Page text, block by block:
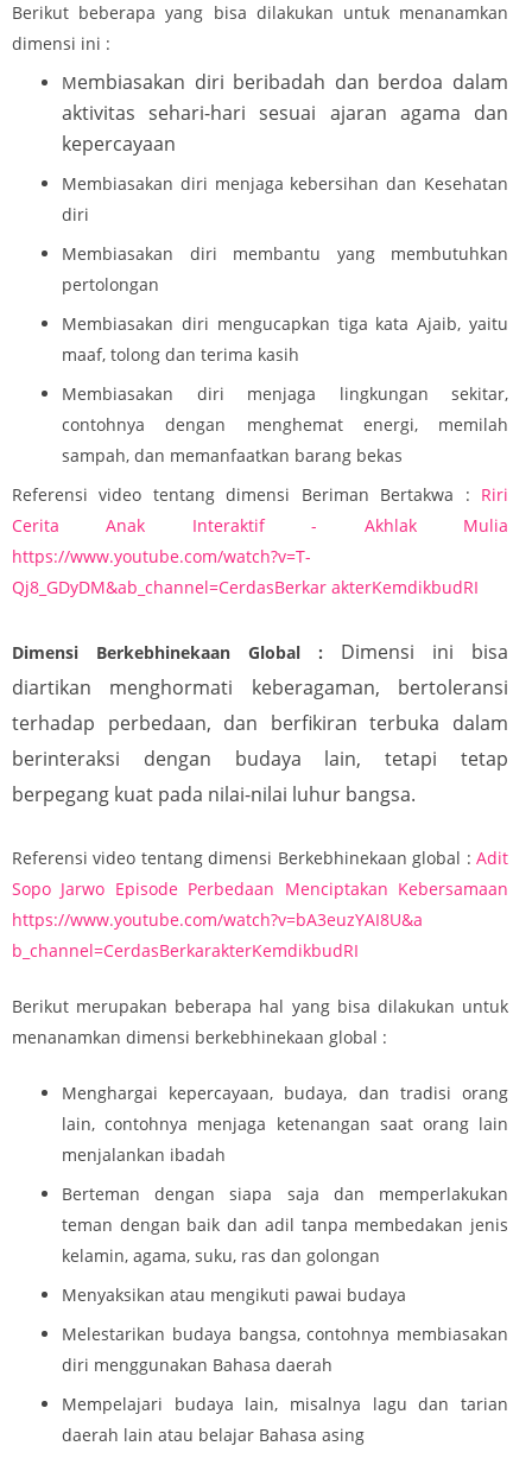
Berikut beberapa yang bisa dilakukan untuk menanamkan
dimensi ini :
Membiasakan diri beribadah dan berdoa dalam
aktivitas sehari-hari sesuai ajaran agama dan
kepercayaan
Membiasakan diri menjaga kebersihan dan Kesehatan
diri
Membiasakan diri membantu yang membutuhkan
pertolongan
Membiasakan diri mengucapkan tiga kata Ajaib, yaitu
maaf, tolong dan terima kasih
Membiasakan diri menjaga lingkungan sekitar,
contohnya dengan menghemat energi, memilah
sampah, dan memanfaatkan barang bekas
Referensi video tentang dimensi Beriman Bertakwa : Riri
Cerita Anak Interaktif - Akhlak Mulia
https://www.youtube.com/watch?v=T-
Qj8_GDyDM&ab_channel=CerdasBerkar akterKemdikbudRI
Dimensi Berkebhinekaan Global : Dimensi ini bisa
diartikan menghormati keberagaman, bertoleransi
terhadap perbedaan, dan berfikiran terbuka dalam
berinteraksi dengan budaya lain, tetapi tetap
berpegang kuat pada nilai-nilai luhur bangsa.
Referensi video tentang dimensi Berkebhinekaan global : Adit
Sopo Jarwo Episode Perbedaan Menciptakan Kebersamaan
https://www.youtube.com/watch?v=bA3euzYAI8U&a
b_channel=CerdasBerkarakterKemdikbudRI
Berikut merupakan beberapa hal yang bisa dilakukan untuk
menanamkan dimensi berkebhinekaan global :
Menghargai kepercayaan, budaya, dan tradisi orang
lain, contohnya menjaga ketenangan saat orang lain
menjalankan ibadah
Berteman dengan siapa saja dan memperlakukan
teman dengan baik dan adil tanpa membedakan jenis
kelamin, agama, suku, ras dan golongan
Menyaksikan atau mengikuti pawai budaya
Melestarikan budaya bangsa, contohnya membiasakan
diri menggunakan Bahasa daerah
Mempelajari budaya lain, misalnya lagu dan tarian
daerah lain atau belajar Bahasa asing